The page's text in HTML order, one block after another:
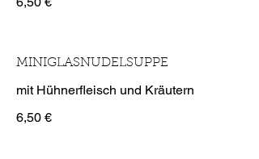
MINIGLASNUDELSUPPE
mit Hühnerfleisch und Kräutern
6,50 €